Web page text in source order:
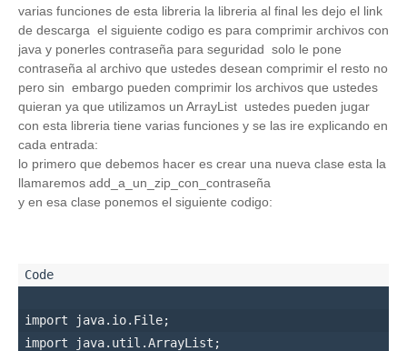
varias funciones de esta libreria la libreria al final les dejo el link
de descarga el siguiente codigo es para comprimir archivos con
java y ponerles contraseña para seguridad solo le pone
contraseña al archivo que ustedes desean comprimir el resto no
pero sin embargo pueden comprimir los archivos que ustedes
quieran ya que utilizamos un ArrayList ustedes pueden jugar
con esta libreria tiene varias funciones y se las ire explicando en
cada entrada:
lo primero que debemos hacer es crear una nueva clase esta la
llamaremos add_a_un_zip_con_contraseña
y en esa clase ponemos el siguiente codigo:
import java.io.File;
import java.util.ArrayList;